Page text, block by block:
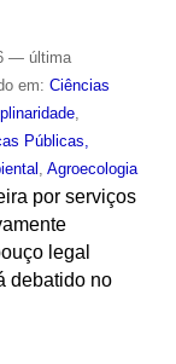
— última
em: Ciências
,
Públicas,
Agroecologia
por serviços
legal
debatido no